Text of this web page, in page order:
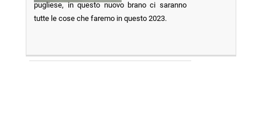
pugliese, in questo nuovo brano ci saranno
tutte le cose che faremo in questo 2023.